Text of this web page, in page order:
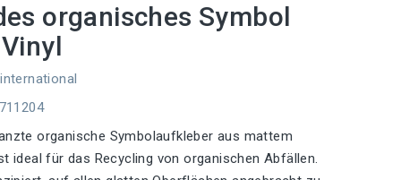
organisches Symbol
organische Symbolaufkleber aus mattem
ideal für das Recycling von organischen Abfällen.